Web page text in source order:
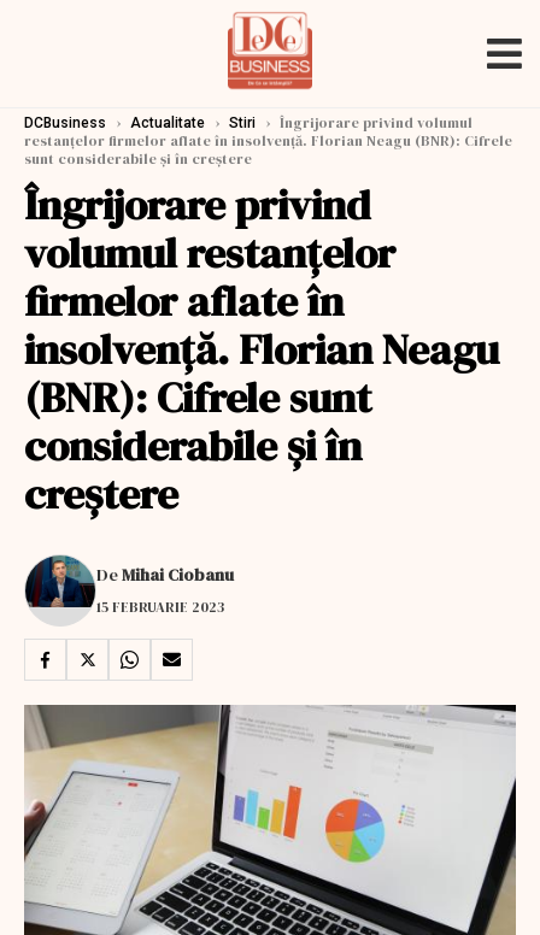
DCBusiness › Actualitate › Stiri › Îngrijorare privind volumul
restanţelor firmelor aflate în insolvenţă. Florian Neagu (BNR): Cifrele
sunt considerabile şi în creştere
Îngrijorare privind
volumul restanţelor
firmelor aflate în
insolvenţă. Florian Neagu
(BNR): Cifrele sunt
considerabile şi în
creştere
DeMihai Ciobanu
15 FEBRUARIE 2023